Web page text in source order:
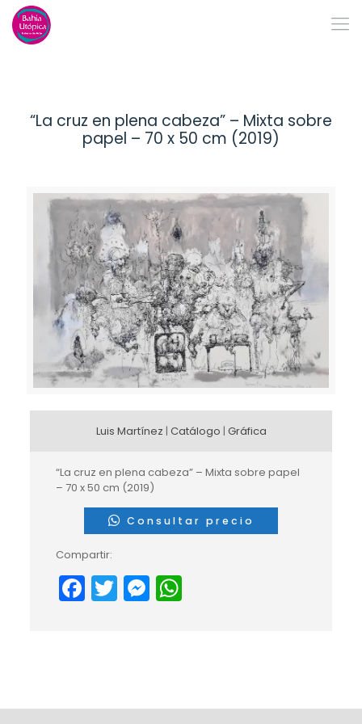
“La cruz en plena cabeza” – Mixta sobre
papel – 70 x 50 cm (2019)
Luis Martínez | Catálogo | Gráfica
“La cruz en plena cabeza” – Mixta sobre papel
– 70 x 50 cm (2019)
Consultar precio
Compartir:
Facebook
TwitterMessenger
WhatsApp